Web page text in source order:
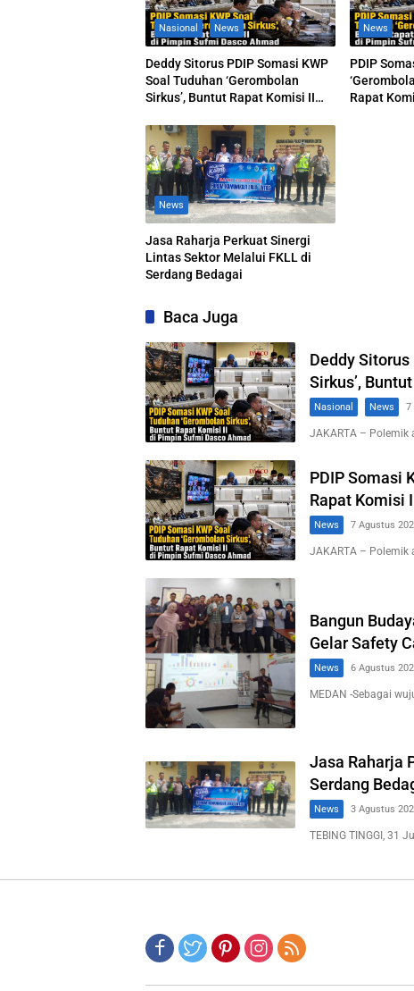
Nasional News
Deddy Sitorus PDIP Somasi KWP
Soal Tuduhan ‘Gerombolan
Sirkus’, Buntut Rapat Komisi II
News
PDIP
Rapat
News
Jasa Raharja Perkuat Sinergi
Lintas Sektor Melalui FKLL di
Serdang Bedagai
Baca Juga
Deddy Sitorus
Sirkus’,
Nasional News 7
JAKARTA – Polemik
PDIP Somasi
Rapat Komisi
News 7 Agustus
JAKARTA – Polemik
Bangun
Gelar Safety
News 6 Agustus
MEDAN -Sebagai
Jasa Raharja
Serdang
News 3 Agustus
TEBING TINGGI, 31